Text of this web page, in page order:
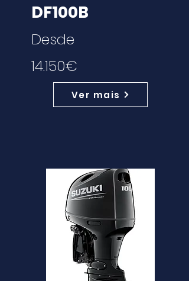
DF100B
Desde
14.150€
Ver mais